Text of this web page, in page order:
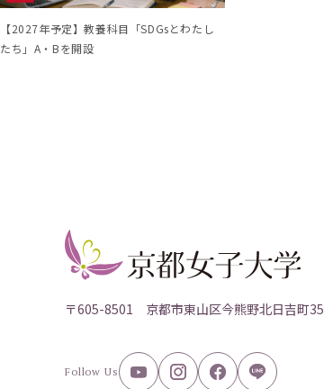
【2027年予定】教養科目「SDGsとわたし
たち」A・Bを開設
〒605-8501 京都市東山区今熊野北日吉町35
Follow Us